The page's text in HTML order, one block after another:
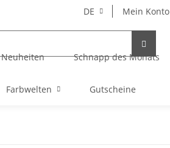
DE Mein Konto
Neuheiten Schnapp des Monats
Farbwelten Gutscheine